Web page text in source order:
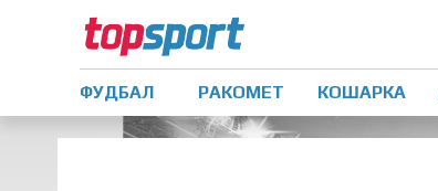
ФУДБАЛ РАКОМЕТ КОШАРКА